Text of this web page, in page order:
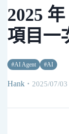
2025
項目一
#AI Agent #AI
Hank ・ 2025/07/03